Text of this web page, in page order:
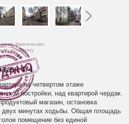
от фактических
по телефону
4/4
на четвертом этаже
постройки, над квартирой чердак.
магазин, остановка
двух минутах ходьбы. Общая площадь
помещение без единой